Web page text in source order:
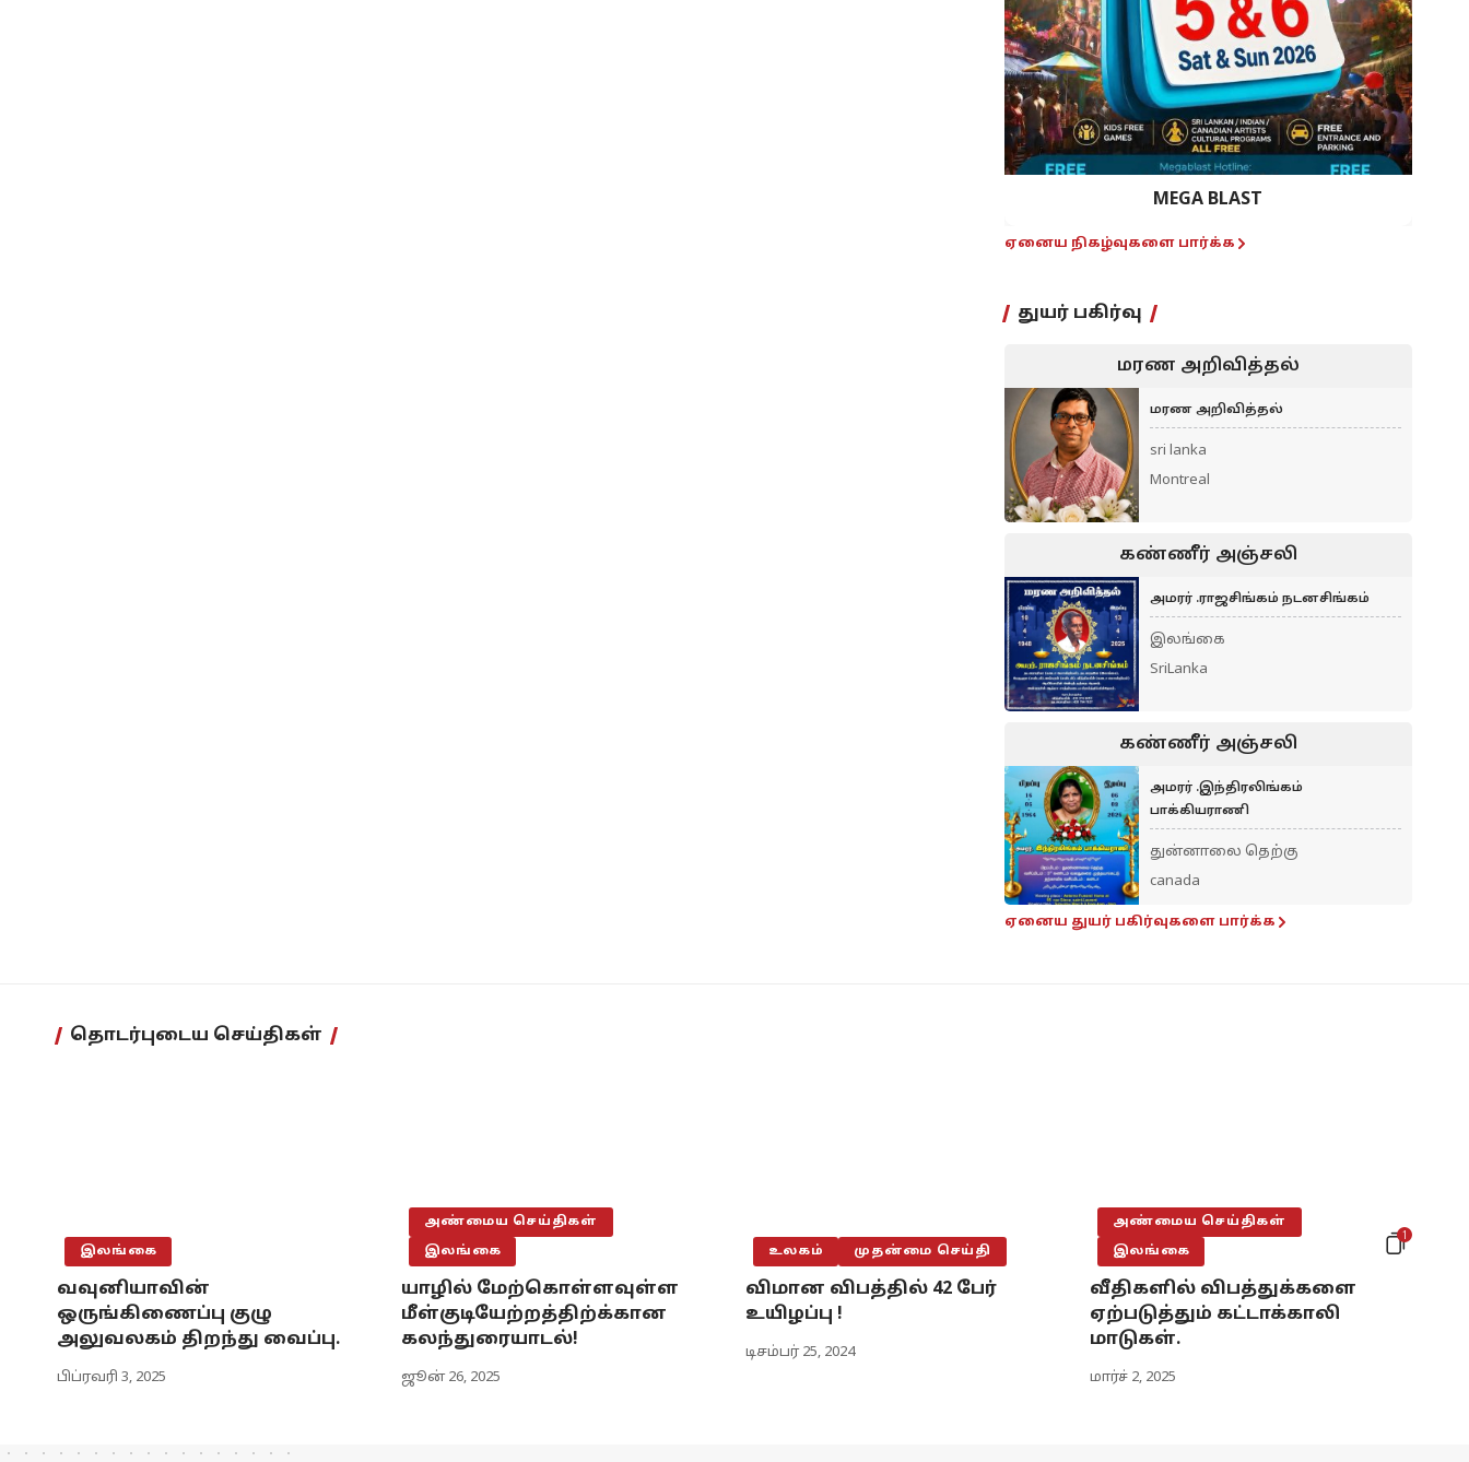
MEGA BLAST
ஏனைய நிகழ்வுகளை பார்க்க
துயர் பகிர்வு
மரண அறிவித்தல்
மரண அறிவித்தல்
sri lanka
Montreal
கண்ணீர் அஞ்சலி
அமரர் .ராஜசிங்கம் நடனசிங்கம்
இலங்கை
SriLanka
கண்ணீர் அஞ்சலி
அமரர் .இந்திரலிங்கம்
பாக்கியராணி
துன்னாலை தெற்கு
canada
ஏனைய துயர் பகிர்வுகளை பார்க்க
தொடர்புடைய செய்திகள்
இலங்கை
வவுனியாவின்
ஒருங்கிணைப்பு குழு
அலுவலகம் திறந்து வைப்பு.
பிப்ரவரி 3, 2025
அண்மைய செய்திகள்
இலங்கை
யாழில் மேற்கொள்ளவுள்ள
மீள்குடியேற்றத்திற்க்கான
கலந்துரையாடல்!
ஜூன் 26, 2025
உலகம் முதன்மை செய்தி
விமான விபத்தில் 42 பேர்
உயிழப்பு !
டிசம்பர் 25, 2024
1
அண்மைய செய்திகள்
இலங்கை
வீதிகளில் விபத்துக்களை
ஏற்படுத்தும் கட்டாக்காலி
மாடுகள்.
மார்ச் 2, 2025